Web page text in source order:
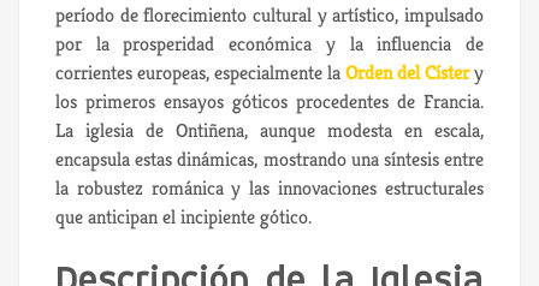
período de florecimiento cultural y artístico, impulsado
por la prosperidad económica y la influencia de
corrientes europeas, especialmente laOrden del Cístery
los primeros ensayos góticos procedentes de Francia.
La iglesia de Ontiñena, aunque modesta en escala,
encapsula estas dinámicas, mostrando una síntesis entre
la robustez románica y las innovaciones estructurales
que anticipan el incipiente gótico.